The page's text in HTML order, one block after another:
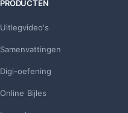
PRODUCTEN
Uitlegvideo's
Samenvattingen
Digi-oefening
Online Bijles